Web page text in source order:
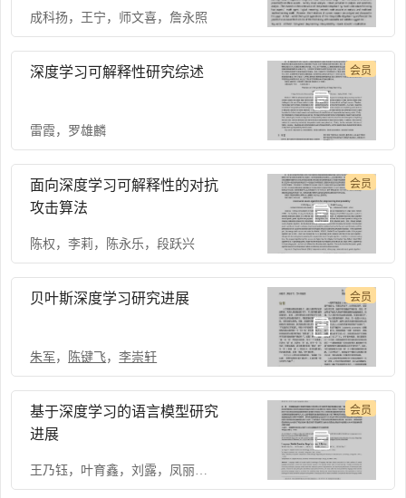
成科扬， 王宁 ， 师文喜，詹永照
深度学习可解释性研究综述
雷霞 ， 罗雄麟
会员
面向深度学习可解释性的对抗
攻击算法
陈权 ，李莉 ， 陈永乐 ，段跃兴
会员
贝叶斯深度学习研究进展
朱军 ， 陈键飞，李崇轩
会员
基于深度学习的语言模型研究
进展
王乃钰 ， 叶育鑫 ，刘露， 凤丽洲 彭涛
会员